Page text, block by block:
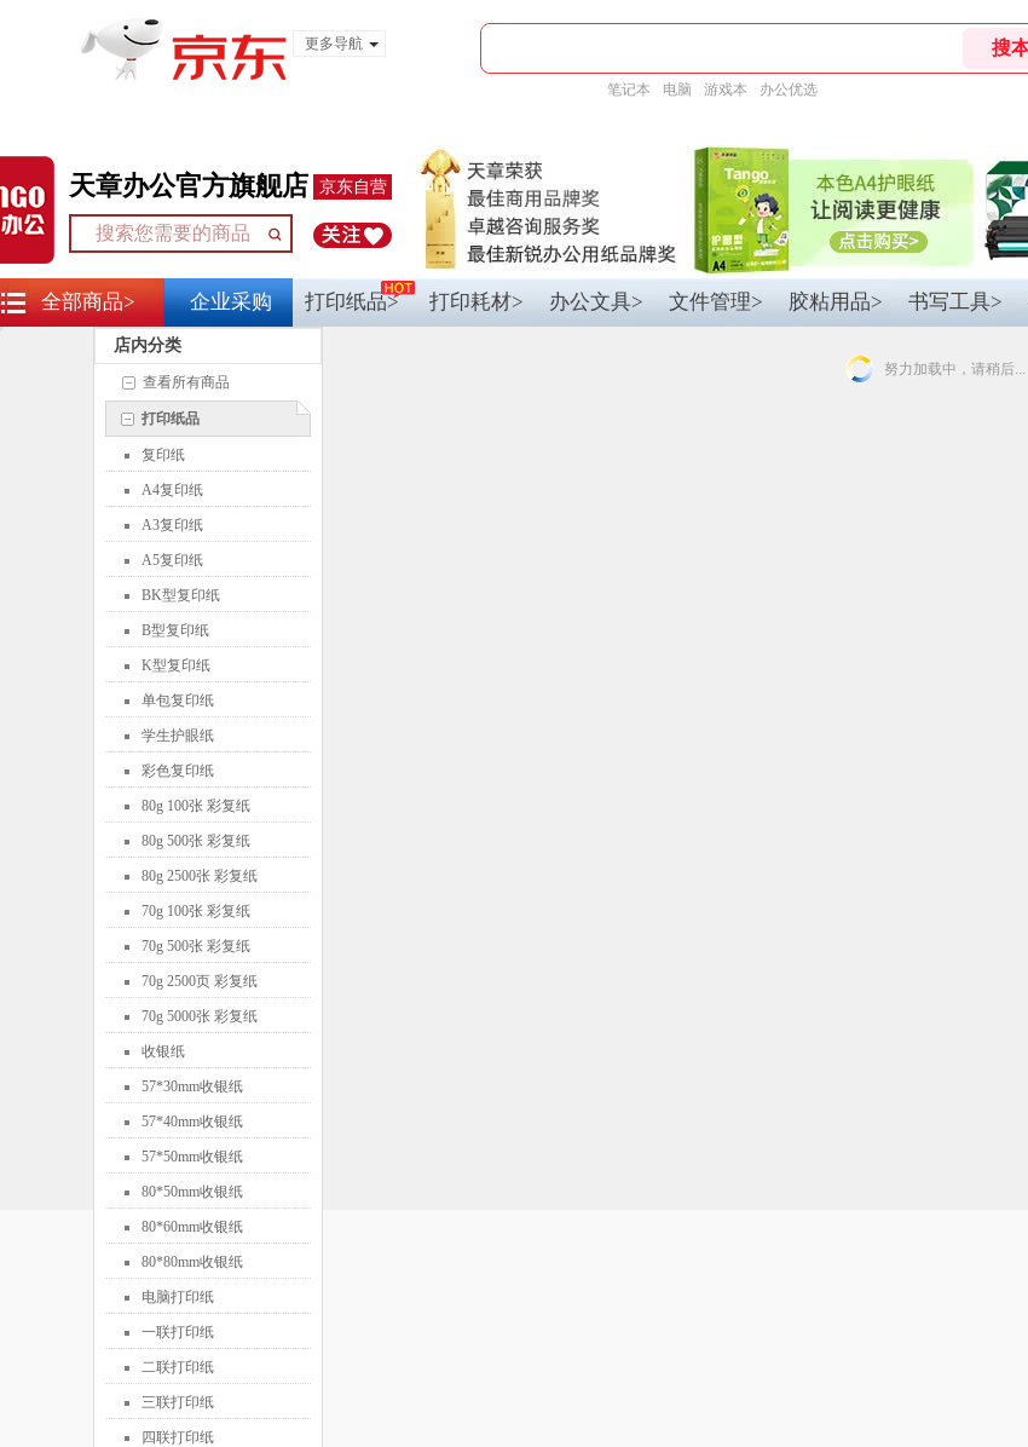
更多导航
笔记本 电脑 游戏本 办公优选
天章办公官方旗舰店 京东自营
打印纸品> 办公文具> 胶粘用品> 书写工具>
文件管理>
全部商品> 企业采购 打印耗材>
店内分类
查看所有商品
打印纸品
复印纸
A4复印纸
A3复印纸
A5复印纸
BK型复印纸
B型复印纸
K型复印纸
单包复印纸
学生护眼纸
彩色复印纸
80g 100张 彩复纸
80g 500张 彩复纸
80g 2500张 彩复纸
70g 100张 彩复纸
70g 500张 彩复纸
70g 2500页 彩复纸
70g 5000张 彩复纸
收银纸
57*30mm收银纸
57*40mm收银纸
57*50mm收银纸
80*50mm收银纸
80*60mm收银纸
80*80mm收银纸
电脑打印纸
一联打印纸
二联打印纸
三联打印纸
四联打印纸
努力加载中，请稍后...